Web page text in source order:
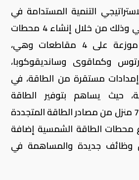
التنمية المستدامة في
قطاع الطاقة الكوبي وذلك من خلال إنشاء 4 محطات
للطاقة الشمسية موزعة على 4 مقاطعات وهي،
وكماقوى وسانديقوكوبا،
مستقرة من الطاقة، في
حيث يساهم بتوفير الطاقة
الكهربائية لنحو 7000 منزل من مصادر الطاقة المتجددة
محطات الطاقة الشمسية إضافة
وظائف جديدة والمساهمة في